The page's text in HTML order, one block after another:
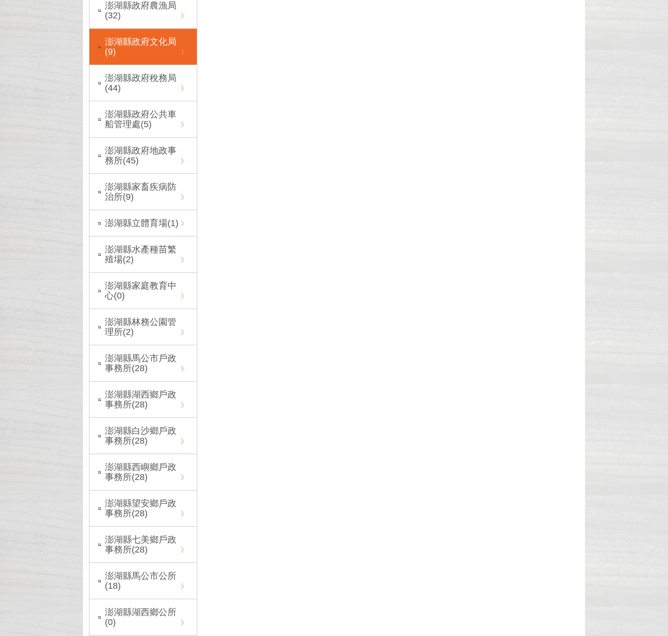
澎湖縣政府農漁局
(32)
澎湖縣政府文化局
(9)
澎湖縣政府稅務局
(44)
澎湖縣政府公共車
船管理處(5)
澎湖縣政府地政事
務所(45)
澎湖縣家畜疾病防
治所(9)
澎湖縣立體育場(1)
澎湖縣水產種苗繁
殖場(2)
澎湖縣家庭教育中
心(0)
澎湖縣林務公園管
理所(2)
澎湖縣馬公市戶政
事務所(28)
澎湖縣湖西鄉戶政
事務所(28)
澎湖縣白沙鄉戶政
事務所(28)
澎湖縣西嶼鄉戶政
事務所(28)
澎湖縣望安鄉戶政
事務所(28)
澎湖縣七美鄉戶政
事務所(28)
澎湖縣馬公市公所
(18)
澎湖縣湖西鄉公所
(0)